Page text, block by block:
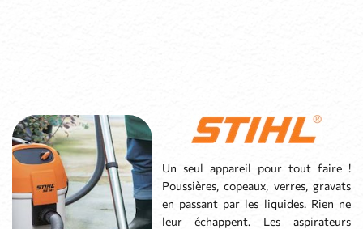
Un seul appareil pour tout faire !
Poussières, copeaux, verres, gravats
en passant par les liquides. Rien ne
leur échappent. Les aspirateurs